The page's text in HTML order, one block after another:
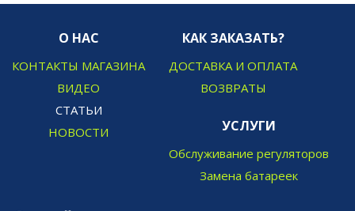
О НАС
КОНТАКТЫ МАГАЗИНА
ВИДЕО
СТАТЬИ
НОВОСТИ
КАК ЗАКАЗАТЬ?
ДОСТАВКА И ОПЛАТА
ВОЗВРАТЫ
УСЛУГИ
Обслуживание регуляторов
Замена батареек